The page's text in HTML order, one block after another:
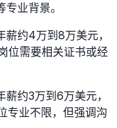
业背景。
约4万到8万美元，
位需要相关证书或经
约3万到6万美元，
专业不限，但强调沟